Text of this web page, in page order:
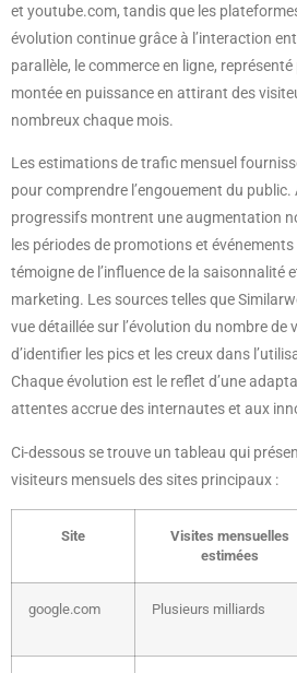
et youtube.com, tandis que les
évolution continue grâce à l’interaction
parallèle, le commerce en ligne,
montée en puissance en attirant des
nombreux chaque mois.
Les estimations de trafic mensuel
pour comprendre l’engouement du public.
progressifs montrent une augmentation
les périodes de promotions et
témoigne de l’influence de la saisonnalité
marketing. Les sources telles que
vue détaillée sur l’évolution du nombre de
d’identifier les pics et les creux dans
Chaque évolution est le reflet d’une
attentes accrue des internautes et aux
Ci-dessous se trouve un tableau qui
visiteurs mensuels des sites principaux :
Site
Visites mensuelles
estimées
google.com Plusieurs milliards